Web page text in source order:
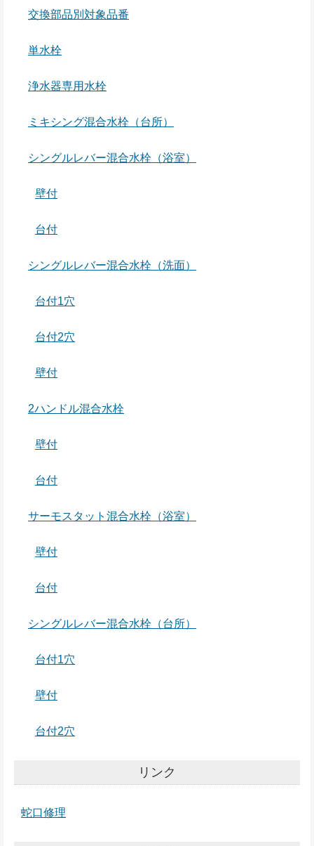
交換部品別対象品番
単水栓
浄水器専用水栓
ミキシング混合水栓（台所）
シングルレバー混合水栓（浴室）
壁付
台付
シングルレバー混合水栓（洗面）
台付1穴
台付2穴
壁付
2ハンドル混合水栓
壁付
台付
サーモスタット混合水栓（浴室）
壁付
台付
シングルレバー混合水栓（台所）
台付1穴
壁付
台付2穴
リンク
蛇口修理